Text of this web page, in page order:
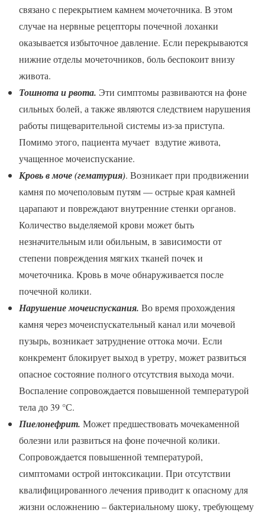
связано с перекрытием камнем мочеточника. В этом
случае на нервные рецепторы почечной лоханки
оказывается избыточное давление. Если перекрываются
нижние отделы мочеточников, боль беспокоит внизу
живота.
Тошнота и рвота. Эти симптомы развиваются на фоне
сильных болей, а также являются следствием нарушения
работы пищеварительной системы из-за приступа.
Помимо этого, пациента мучает вздутие живота,
учащенное мочеиспускание.
Кровь в моче (гематурия). Возникает при продвижении
камня по мочеполовым путям — острые края камней
царапают и повреждают внутренние стенки органов.
Количество выделяемой крови может быть
незначительным или обильным, в зависимости от
степени повреждения мягких тканей почек и
мочеточника. Кровь в моче обнаруживается после
почечной колики.
Нарушение мочеиспускания. Во время прохождения
камня через мочеиспускательный канал или мочевой
пузырь, возникает затруднение оттока мочи. Если
конкремент блокирует выход в уретру, может развиться
опасное состояние полного отсутствия выхода мочи.
Воспаление сопровождается повышенной температурой
тела до 39 °С.
Пиелонефрит. Может предшествовать мочекаменной
болезни или развиться на фоне почечной колики.
Сопровождается повышенной температурой,
симптомами острой интоксикации. При отсутствии
квалифицированного лечения приводит к опасному для
жизни осложнению – бактериальному шоку, требующему